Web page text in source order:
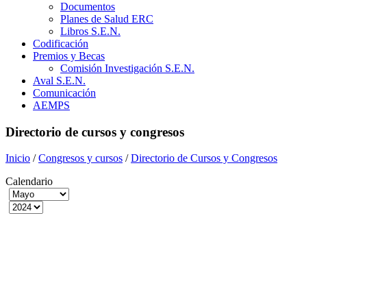
Documentos
Planes de Salud ERC
Libros S.E.N.
Codificación
Premios y Becas
Comisión Investigación S.E.N.
Aval S.E.N.
Comunicación
AEMPS
Directorio de cursos y congresos
Inicio /Congresos y cursos /Directorio de Cursos y Congresos
Calendario